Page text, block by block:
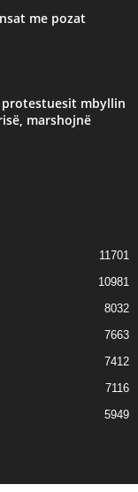
me pozat
mbyllin
marshojnë
11701
10981
8032
7663
7412
7116
5949